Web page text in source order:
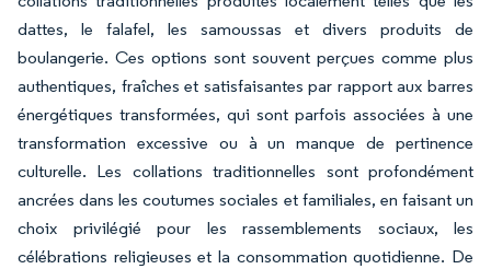
dattes, le falafel, les samoussas et divers produits de
boulangerie. Ces options sont souvent perçues comme plus
authentiques, fraîches et satisfaisantes par rapport aux barres
énergétiques transformées, qui sont parfois associées à une
transformation excessive ou à un manque de pertinence
culturelle. Les collations traditionnelles sont profondément
ancrées dans les coutumes sociales et familiales, en faisant un
choix privilégié pour les rassemblements sociaux, les
célébrations religieuses et la consommation quotidienne. De